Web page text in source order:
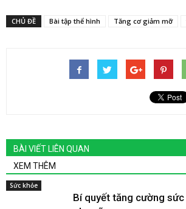
CHỦ ĐỀ Bài tập thể hình Tăng cơ giảm mỡ
BÀI VIẾT LIÊN QUAN
XEM THÊM
Sức khỏe
Bí quyết tăng cường